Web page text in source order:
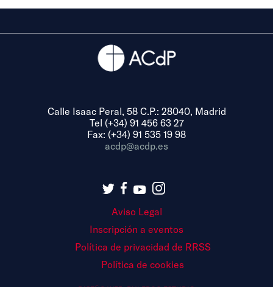
Calle Isaac Peral, 58 C.P.: 28040, Madrid
Tel (+34) 91 456 63 27
Fax: (+34) 91 535 19 98
acdp@acdp.es
Aviso Legal
Inscripción a eventos
Política de privacidad de RRSS
Política de cookies